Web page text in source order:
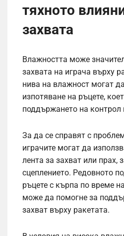
тяхното
захвата
Влажността може
захвата на играча върху
нива на влажност могат
изпотяване на ръцете,
поддържането на контрол
За да се справят с
играчите могат да
лента за захват или прах,
сцеплението. Редовното
ръцете с кърпа по време
може да помогне за
захват върху ракетата.